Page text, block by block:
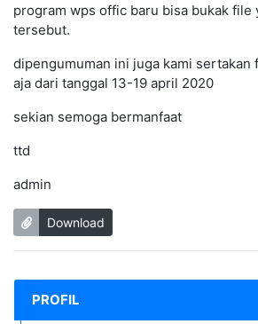
program wps offic baru bisa bukak file
tersebut.
dipengumuman ini juga kami sertakan
aja dari tanggal 13-19 april 2020
sekian semoga bermanfaat
ttd
admin
Download
PROFIL